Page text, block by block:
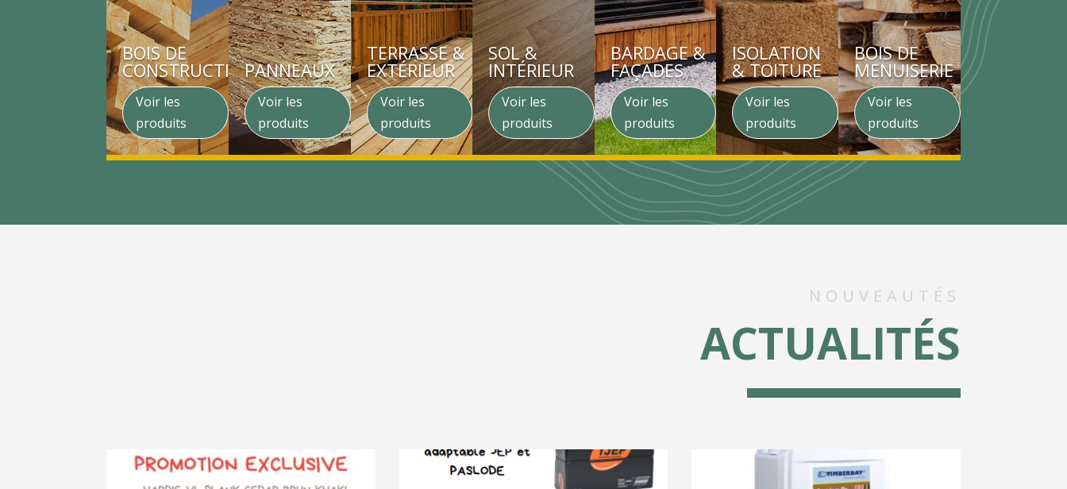
BOIS DE
CONSTRUCTION
Voir les
produits
PANNEAUX
Voir les
produits
TERRASSE &
EXTÉRIEUR
Voir les
produits
SOL &
INTÉRIEUR
Voir les
produits
BARDAGE &
FAÇADES
Voir les
produits
ISOLATION
& TOITURE
Voir les
produits
BOIS DE
MENUISERIE
Voir les
produits
NOUVEAUTÉS
ACTUALITÉS